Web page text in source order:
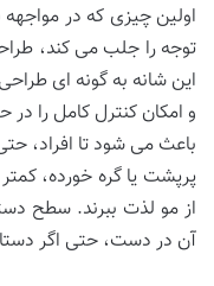
اولین چیزی که در مواجهه
توجه را جلب می کند،
این شانه به گونه ای
و امکان کنترل کامل را
باعث می شود تا افراد،
پرپشت یا گره خورده،
از مو لذت ببرند. سطح
آن در دست، حتی اگر